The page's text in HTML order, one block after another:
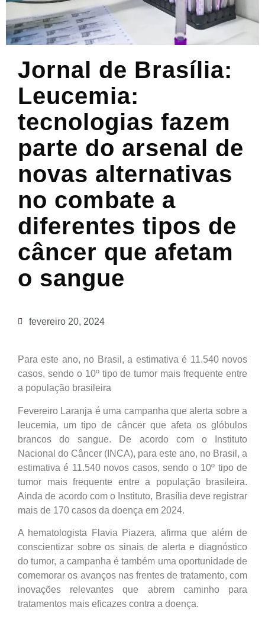
Jornal de Brasília:
Leucemia:
tecnologias fazem
parte do arsenal de
novas alternativas
no combate a
diferentes tipos de
câncer que afetam
o sangue
fevereiro 20, 2024
Para este ano, no Brasil, a estimativa é 11.540 novos
casos, sendo o 10º tipo de tumor mais frequente entre
a população brasileira
Fevereiro Laranja é uma campanha que alerta sobre a
leucemia, um tipo de câncer que afeta os glóbulos
brancos do sangue. De acordo com o Instituto
Nacional do Câncer (INCA), para este ano, no Brasil, a
estimativa é 11.540 novos casos, sendo o 10º tipo de
tumor mais frequente entre a população brasileira.
Ainda de acordo com o Instituto, Brasília deve registrar
mais de 170 casos da doença em 2024.
A hematologista Flavia Piazera, afirma que além de
conscientizar sobre os sinais de alerta e diagnóstico
do tumor, a campanha é também uma oportunidade de
comemorar os avanços nas frentes de tratamento, com
inovações relevantes que abrem caminho para
tratamentos mais eficazes contra a doença.